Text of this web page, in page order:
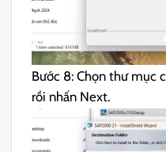
Bước 8: Chọn thư mục
rồi nhấn Next.